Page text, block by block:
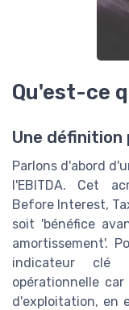
Qu'est-ce
Une définition
Parlons d'abord
l'EBITDA. Cet
Before Interest,
soit 'bénéfice
amortissement'.
indicateur clé
opérationnelle
d'exploitation, en